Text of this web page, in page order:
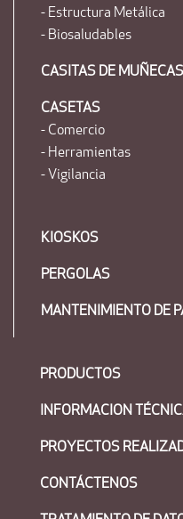
- Estructura Metálica
- Biosaludables
CASITAS DE MUÑECAS
CASETAS
- Comercio
- Herramientas
- Vigilancia
KIOSKOS
PERGOLAS
MANTENIMIENTO DE
PRODUCTOS
INFORMACION
PROYECTOS
CONTÁCTENOS